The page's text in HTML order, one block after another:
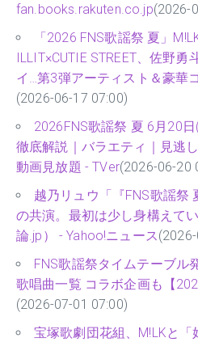
fan.books.rakuten.co.jp(2026-
「2026 FNS歌謡祭 夏」
ILLIT×CUTIE STREET、佐野
イ…第3弾アーティスト＆豪華
(2026-06-17 07:00)
2026FNS歌謡祭 夏 6月20
徹底解説｜バラエティ｜見逃
動画見放題 - TVer(2026-06-20
越乃リュウ「『FNS歌謡祭
の共演。最初は少し身構えて
論.jp） - Yahoo!ニュース
FNS歌謡祭タイムテーブル
歌唱曲一覧 コラボ企画も【
(2026-07-01 07:00)
宝塚歌劇団花組、M!LKと